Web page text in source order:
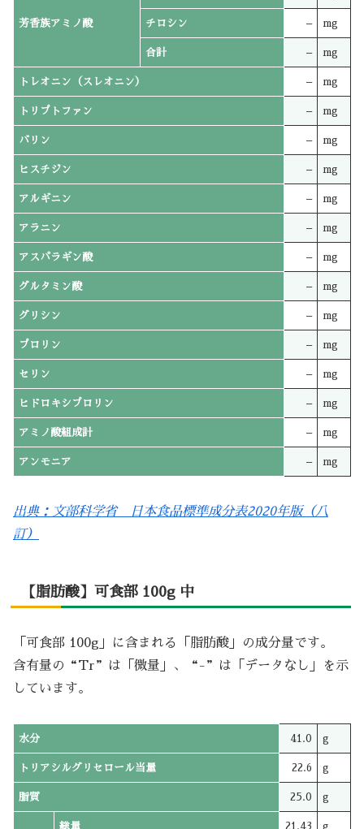
芳香族アミノ酸 チロシン – mg
合計 – mg
トレオニン（スレオニン） – mg
トリプトファン – mg
バリン – mg
ヒスチジン – mg
アルギニン – mg
アラニン – mg
アスパラギン酸 – mg
グルタミン酸 – mg
グリシン – mg
プロリン – mg
セリン – mg
ヒドロキシプロリン – mg
アミノ酸組成計 – mg
アンモニア – mg
出典：文部科学省 日本食品標準成分表2020年版（八
訂）
【脂肪酸】可食部 100g 中
「可食部 100g」に含まれる「脂肪酸」の成分量です。
含有量の“Tr”は「微量」、“-”は「データなし」を示
しています。
水分 41.0 g
トリアシルグリセロール当量 22.6 g
脂質 25.0 g
総量 21.43 g